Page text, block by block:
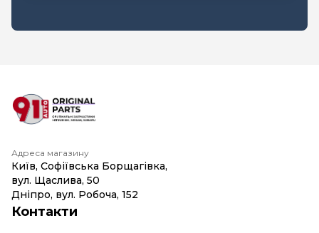
Адреса магазину
Київ, Софіївська Борщагівка,
вул. Щаслива, 50
Дніпро, вул. Робоча, 152
Контакти